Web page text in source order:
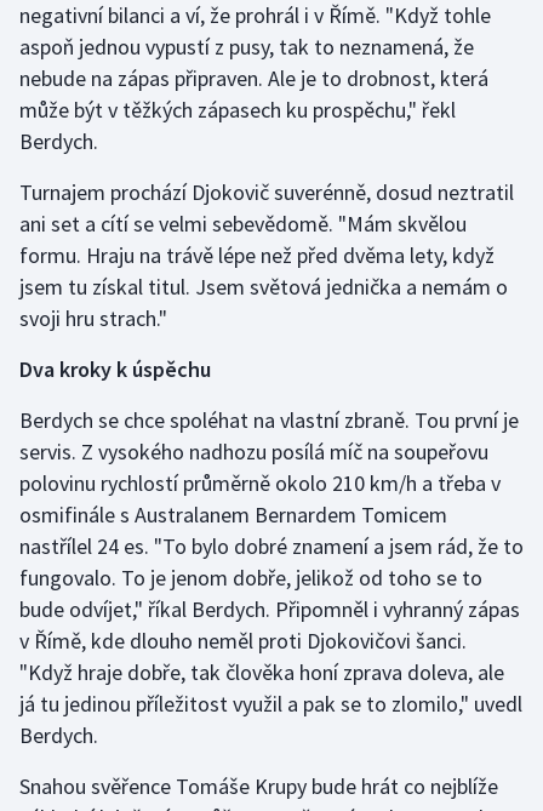
Krasobruslení
Lezení
Lyže a snowboard
Moderní pětiboj
Motorsport
Olympijské hry
Parasport
Plavání
Plážový volejbal
Ragby
Rychlobruslení
Rychlostní kanoistika
Short track
negativní bilanci a ví, že prohrál i v Římě. "Když tohle
aspoň jednou vypustí z pusy, tak to neznamená, že
nebude na zápas připraven. Ale je to drobnost, která
může být v těžkých zápasech ku prospěchu," řekl
Berdych.
Turnajem prochází Djokovič suverénně, dosud neztratil
ani set a cítí se velmi sebevědomě. "Mám skvělou
formu. Hraju na trávě lépe než před dvěma lety, když
jsem tu získal titul. Jsem světová jednička a nemám o
svoji hru strach."
Dva kroky k úspěchu
Berdych se chce spoléhat na vlastní zbraně. Tou první je
servis. Z vysokého nadhozu posílá míč na soupeřovu
polovinu rychlostí průměrně okolo 210 km/h a třeba v
osmifinále s Australanem Bernardem Tomicem
nastřílel 24 es. "To bylo dobré znamení a jsem rád, že to
fungovalo. To je jenom dobře, jelikož od toho se to
bude odvíjet," říkal Berdych. Připomněl i vyhranný zápas
v Římě, kde dlouho neměl proti Djokovičovi šanci.
"Když hraje dobře, tak člověka honí zprava doleva, ale
já tu jedinou příležitost využil a pak se to zlomilo," uvedl
Berdych.
Snahou svěřence Tomáše Krupy bude hrát co nejblíže